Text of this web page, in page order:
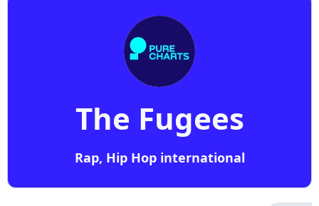
The Fugees
Rap, Hip Hop international